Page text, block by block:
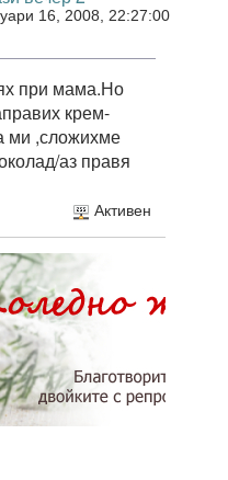
16, 2008, 22:27:00
при мама.Но
крем-
ми ,сложихме
аз правя
Активен